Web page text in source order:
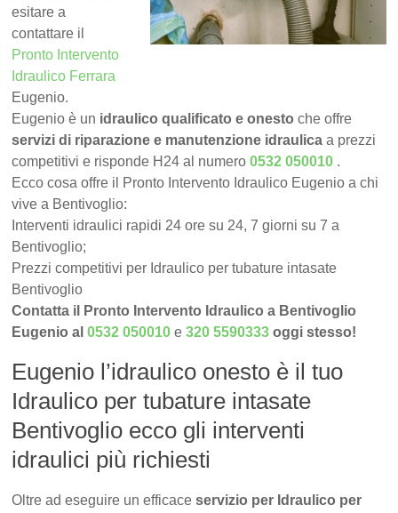
esitare a
contattare il
Pronto Intervento
Idraulico Ferrara
Eugenio.
Eugenio è un idraulico qualificato e onesto che offre
servizi di riparazione e manutenzione idraulica a prezzi
competitivi e risponde H24 al numero0532 050010 .
Ecco cosa offre il Pronto Intervento Idraulico Eugenio a chi
vive a Bentivoglio:
Interventi idraulici rapidi 24 ore su 24, 7 giorni su 7 a
Bentivoglio;
Prezzi competitivi per Idraulico per tubature intasate
Bentivoglio
Contatta il Pronto Intervento Idraulico a Bentivoglio
Eugenio al0532 050010 e320 5590333 oggi stesso!
Eugenio l’idraulico onesto è il tuo
Idraulico per tubature intasate
Bentivoglio ecco gli interventi
idraulici più richiesti
Oltre ad eseguire un efficaceservizio per Idraulico per